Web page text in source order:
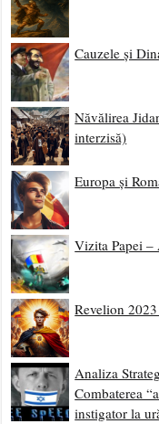
Cauzele și
Năvălirea
interzisă)
Europa și
Vizita Papei
Revelion
Analiza
Combaterea
instigator la